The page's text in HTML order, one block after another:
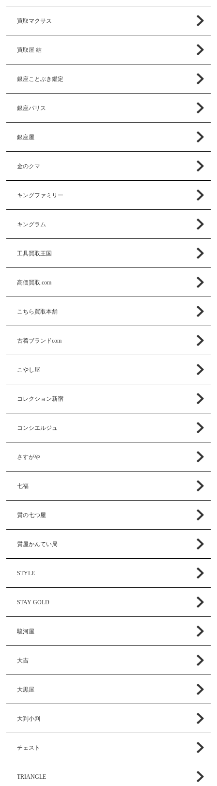
買取マクサス
買取屋 結
銀座ことぶき鑑定
銀座パリス
銀座屋
金のクマ
キングファミリー
キングラム
工具買取王国
高価買取.com
こちら買取本舗
古着ブランドcom
こやし屋
コレクション新宿
コンシエルジュ
さすがや
七福
質の七つ屋
質屋かんてい局
STYLE
STAY GOLD
駿河屋
大吉
大黒屋
大判小判
チェスト
TRIANGLE